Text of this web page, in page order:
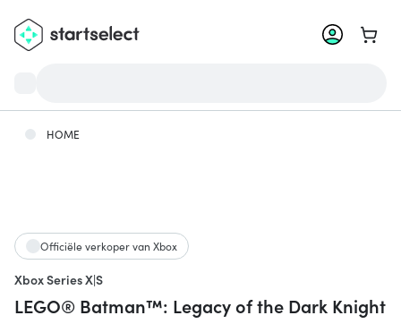
Ga
HOME
Officiële verkoper van Xbox
Xbox Series X|S
LEGO® Batman™: Legacy of the Dark Knight